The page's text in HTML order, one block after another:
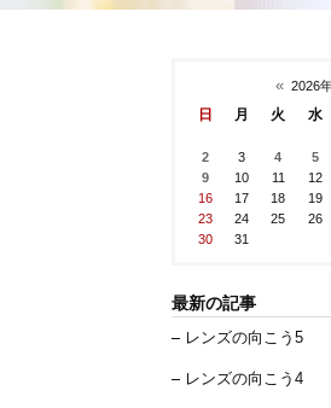
« 2026
日 月 火 水
2
3 4 5
9
10 11 12
16
17 18 19
23
24 25 26
30
31
最新の記事
レンズの向こう5
レンズの向こう4